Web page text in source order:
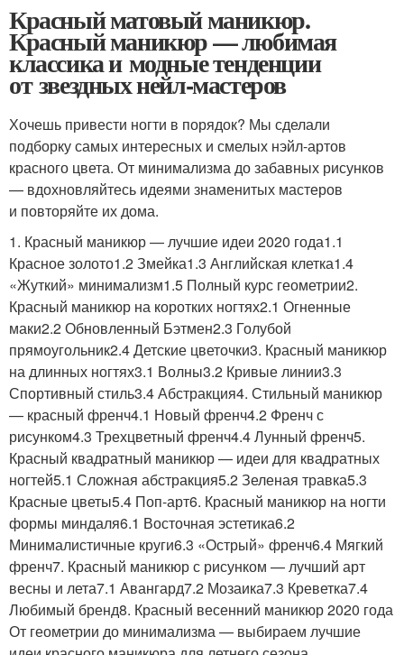
Красный матовый маникюр.
Красный маникюр — любимая
классика и модные тенденции
от звездных нейл-мастеров
Хочешь привести ногти в порядок? Мы сделали
подборку самых интересных и смелых нэйл-артов
красного цвета. От минимализма до забавных рисунков
— вдохновляйтесь идеями знаменитых мастеров
и повторяйте их дома.
1. Красный маникюр — лучшие идеи 2020 года1.1
Красное золото1.2 Змейка1.3 Английская клетка1.4
«Жуткий» минимализм1.5 Полный курс геометрии2.
Красный маникюр на коротких ногтях2.1 Огненные
маки2.2 Обновленный Бэтмен2.3 Голубой
прямоугольник2.4 Детские цветочки3. Красный маникюр
на длинных ногтях3.1 Волны3.2 Кривые линии3.3
Спортивный стиль3.4 Абстракция4. Стильный маникюр
— красный френч4.1 Новый френч4.2 Френч с
рисунком4.3 Трехцветный френч4.4 Лунный френч5.
Красный квадратный маникюр — идеи для квадратных
ногтей5.1 Сложная абстракция5.2 Зеленая травка5.3
Красные цветы5.4 Поп-арт6. Красный маникюр на ногти
формы миндаля6.1 Восточная эстетика6.2
Минималистичные круги6.3 «Острый» френч6.4 Мягкий
френч7. Красный маникюр с рисунком — лучший арт
весны и лета7.1 Авангард7.2 Мозаика7.3 Креветка7.4
Любимый бренд8. Красный весенний маникюр 2020 года
От геометрии до минимализма — выбираем лучшие